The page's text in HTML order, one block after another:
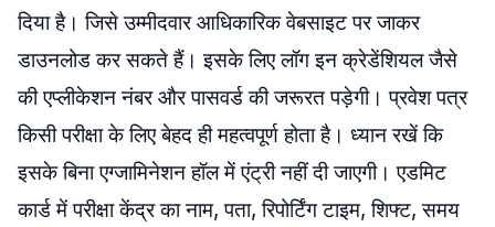
दिया है। जिसे उम्मीदवार आधिकारिक वेबसाइट पर जाकर
डाउनलोड कर सकते हैं। इसके लिए लॉग इन क्रेडेंशियल जैसे
की एप्लीकेशन नंबर और पासवर्ड की जरूरत पड़ेगी। प्रवेश पत्र
किसी परीक्षा के लिए बेहद ही महत्वपूर्ण होता है। ध्यान रखें कि
इसके बिना एग्जामिनेशन हॉल में एंट्री नहीं दी जाएगी। एडमिट
कार्ड में परीक्षा केंद्र का नाम, पता, रिपोर्टिंग टाइम, शिफ्ट, समय